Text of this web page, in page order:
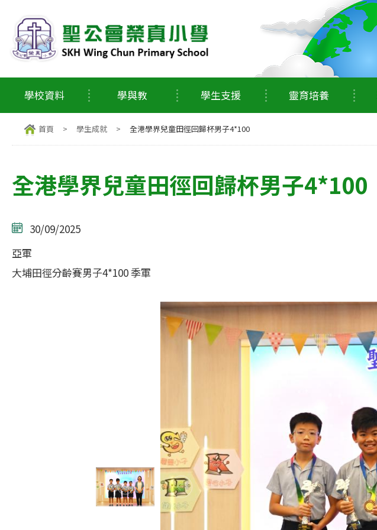
學校資料 學與教 學生支援 靈育培養
首頁 > 學生成就 > 全港學界兒童田徑回歸杯男子4*100
全港學界兒童田徑回歸杯男子4*100
30/09/2025
亞軍
大埔田徑分齡賽男子4*100 季軍